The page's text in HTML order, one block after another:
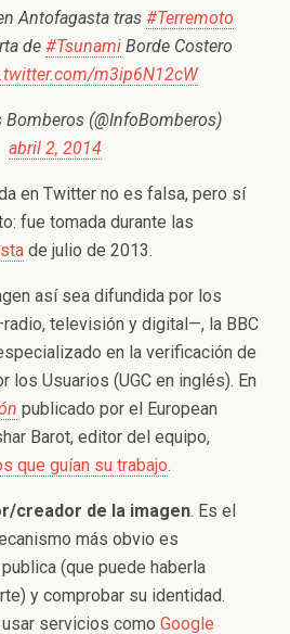
Antofagasta tras #Terremoto
de #TsunamiBorde Costero
m3ip6N12cW
Bomberos (@InfoBomberos)
abril 2, 2014
en Twitter no es falsa, pero sí
fue tomada durante las
de julio de 2013.
así sea difundida por los
televisión y digital—, la BBC
en la verificación de
los Usuarios (UGC en inglés). En
publicado por el European
Barot, editor del equipo,
que guían su trabajo.
creador de la imagen. Es el
más obvio es
(que puede haberla
y comprobar su identidad.
servicios comoGoogle